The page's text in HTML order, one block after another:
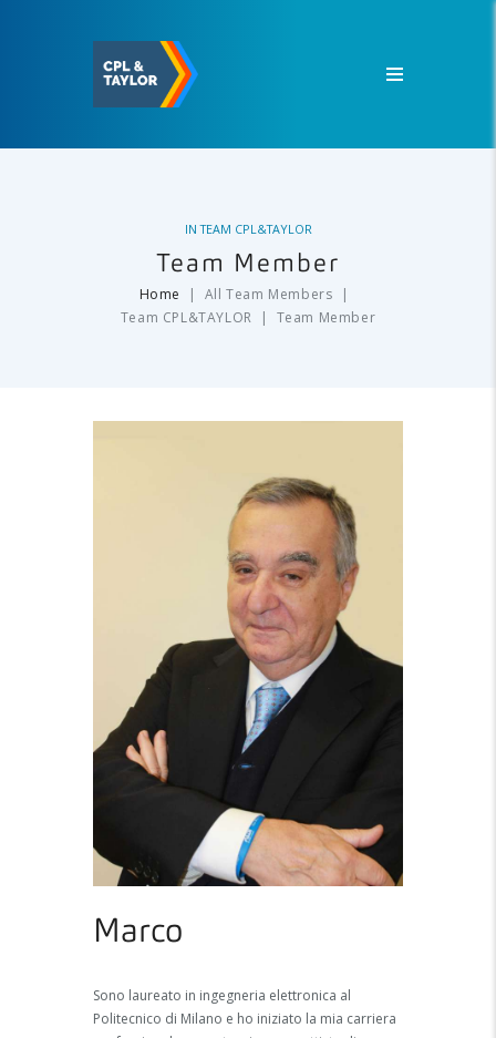
INTEAM CPL&TAYLOR
Team Member
Home
All Team Members
Team CPL&TAYLOR
Team Member
Marco
Sono laureato in ingegneria elettronica al
Politecnico di Milano e ho iniziato la mia carriera